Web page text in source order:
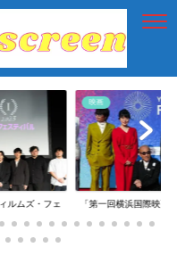
ルムズ・フェ
映画
「第一回横浜国際映画